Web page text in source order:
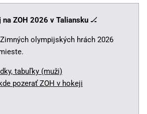
na ZOH 2026 v Taliansku 🏒
olympijských hrách 2026
tabuľky (muži)
pozerať ZOH v hokeji